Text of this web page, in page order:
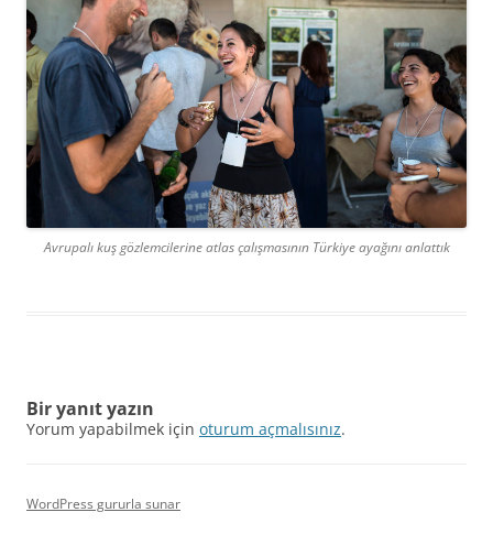
Avrupalı kuş gözlemcilerine atlas çalışmasının Türkiye ayağını anlattık
Bir yanıt yazın
Yorum yapabilmek için oturum açmalısınız.
WordPress gururla sunar